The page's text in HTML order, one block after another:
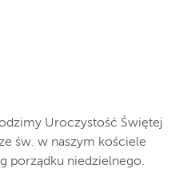
Uroczystość Świętej
św. w naszym kościele
porządku niedzielnego.